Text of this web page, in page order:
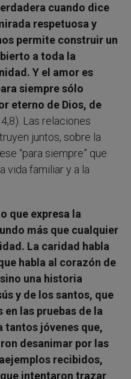
cuando dice
respetuosa y
permite construir un
a toda la
Y el amor es
siempre sólo
eterno de Dios, de
4,8). Las relaciones
juntos, sobre la
“para siempre” que
vida familiar y a la
que expresa la
más que cualquier
La caridad habla
habla al corazón de
una historia
y de los santos, que
las pruebas de la
tantos jóvenes que,
desanimar por las
recibidos,
intentaron trazar